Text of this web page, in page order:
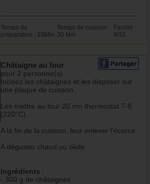
Temps de
préparation : 10Min
Temps de cuisson :
30 Min
Facilité :
9/10
Châtaigne au four
pour 2 personne(s)
Incisez les châtaignes et les disposer sur
une plaque de cuisson.
Les mettre au four 20 mn thermostat 7-8
(220°C).
A la fin de la cuisson, leur enlever l'écorce.
A déguster chaud ou tiède.
Ingrédients :
- 300 g de châtaignes